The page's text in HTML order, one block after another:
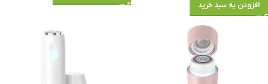
افزودن به سبد خرید